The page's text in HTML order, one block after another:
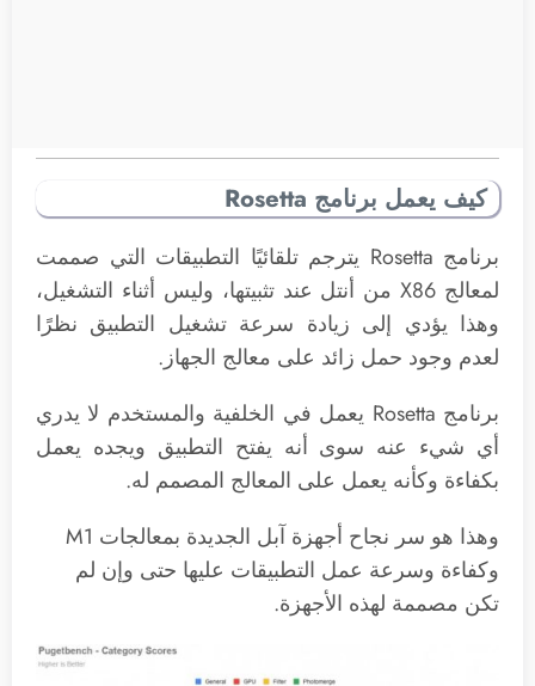
كيف يعمل برنامج Rosetta
برنامج Rosetta يترجم تلقائيًا التطبيقات التي صممت
لمعالج X86 من أنتل عند تثبيتها، وليس أثناء التشغيل،
وهذا يؤدي إلى زيادة سرعة تشغيل التطبيق نظرًا
لعدم وجود حمل زائد على معالج الجهاز.
برنامج Rosetta يعمل في الخلفية والمستخدم لا يدري
أي شيء عنه سوى أنه يفتح التطبيق ويجده يعمل
بكفاءة وكأنه يعمل على المعالج المصمم له.
وهذا هو سر نجاح أجهزة آبل الجديدة بمعالجات M1
وكفاءة وسرعة عمل التطبيقات عليها حتى وإن لم
تكن مصممة لهذه الأجهزة.